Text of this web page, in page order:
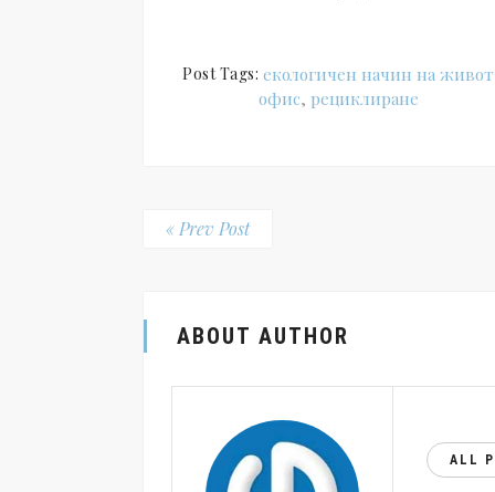
Post Tags: екологичен начин на живот
офис, рециклиране
« Prev Post
ABOUT AUTHOR
ALL